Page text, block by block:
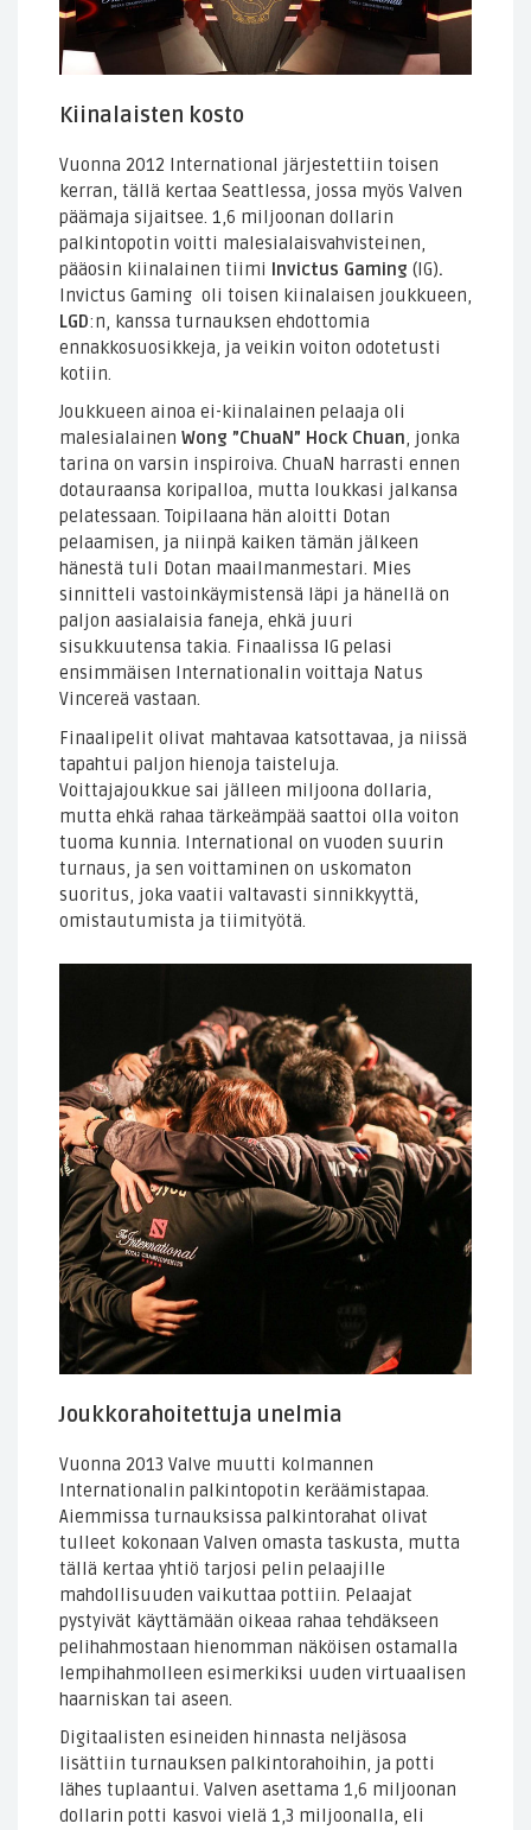
Kiinalaisten kosto
Vuonna 2012 International järjestettiin toisen
kerran, tällä kertaa Seattlessa, jossa myös Valven
päämaja sijaitsee. 1,6 miljoonan dollarin
palkintopotin voitti malesialaisvahvisteinen,
pääosin kiinalainen tiimi Invictus Gaming (IG).
Invictus Gaming oli toisen kiinalaisen joukkueen,
LGD:n, kanssa turnauksen ehdottomia
ennakkosuosikkeja, ja veikin voiton odotetusti
kotiin.
Joukkueen ainoa ei-kiinalainen pelaaja oli
malesialainen Wong ”ChuaN” Hock Chuan, jonka
tarina on varsin inspiroiva. ChuaN harrasti ennen
dotauraansa koripalloa, mutta loukkasi jalkansa
pelatessaan. Toipilaana hän aloitti Dotan
pelaamisen, ja niinpä kaiken tämän jälkeen
hänestä tuli Dotan maailmanmestari. Mies
sinnitteli vastoinkäymistensä läpi ja hänellä on
paljon aasialaisia faneja, ehkä juuri
sisukkuutensa takia. Finaalissa IG pelasi
ensimmäisen Internationalin voittaja Natus
Vincereä vastaan.
Finaalipelit olivat mahtavaa katsottavaa, ja niissä
tapahtui paljon hienoja taisteluja.
Voittajajoukkue sai jälleen miljoona dollaria,
mutta ehkä rahaa tärkeämpää saattoi olla voiton
tuoma kunnia. International on vuoden suurin
turnaus, ja sen voittaminen on uskomaton
suoritus, joka vaatii valtavasti sinnikkyyttä,
omistautumista ja tiimityötä.
Joukkorahoitettuja unelmia
Vuonna 2013 Valve muutti kolmannen
Internationalin palkintopotin keräämistapaa.
Aiemmissa turnauksissa palkintorahat olivat
tulleet kokonaan Valven omasta taskusta, mutta
tällä kertaa yhtiö tarjosi pelin pelaajille
mahdollisuuden vaikuttaa pottiin. Pelaajat
pystyivät käyttämään oikeaa rahaa tehdäkseen
pelihahmostaan hienomman näköisen ostamalla
lempihahmolleen esimerkiksi uuden virtuaalisen
haarniskan tai aseen.
Digitaalisten esineiden hinnasta neljäsosa
lisättiin turnauksen palkintorahoihin, ja potti
lähes tuplaantui. Valven asettama 1,6 miljoonan
dollarin potti kasvoi vielä 1,3 miljoonalla, eli